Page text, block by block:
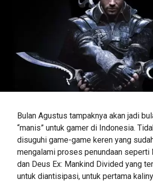
Bulan Agustus tampaknya akan jadi
“manis” untuk gamer di Indonesia.
disuguhi game-game keren yang
mengalami proses penundaan seperti
dan Deus Ex: Mankind Divided yang
untuk diantisipasi, untuk pertama